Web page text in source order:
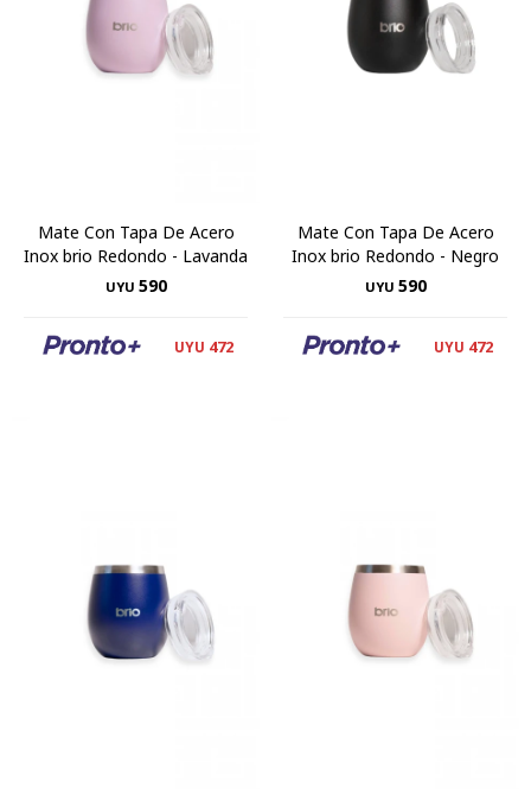
Mate Con Tapa De Acero
Inox brio Redondo - Lavanda
UYU 590
UYU 472
Mate Con Tapa De Acero
Inox brio Redondo - Negro
UYU 590
UYU 472